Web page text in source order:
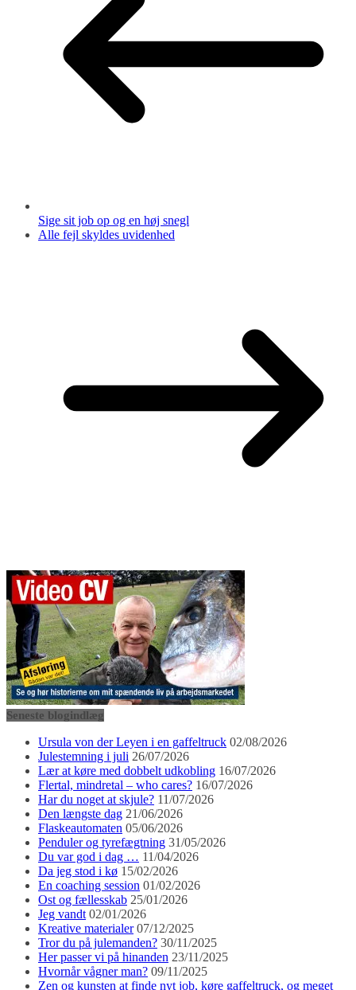
Sige sit job op og en høj snegl
Alle fejl skyldes uvidenhed
Seneste blogindlæg
Ursula von der Leyen i en gaffeltruck 02/08/2026
Julestemning i juli 26/07/2026
Lær at køre med dobbelt udkobling 16/07/2026
Flertal, mindretal – who cares? 16/07/2026
Har du noget at skjule? 11/07/2026
Den længste dag 21/06/2026
Flaskeautomaten 05/06/2026
Penduler og tyrefægtning 31/05/2026
Du var god i dag … 11/04/2026
Da jeg stod i kø 15/02/2026
En coaching session 01/02/2026
Ost og fællesskab 25/01/2026
Jeg vandt 02/01/2026
Kreative materialer 07/12/2025
Tror du på julemanden? 30/11/2025
Her passer vi på hinanden 23/11/2025
Hvornår vågner man? 09/11/2025
Zen og kunsten at finde nyt job, køre gaffeltruck, og meget